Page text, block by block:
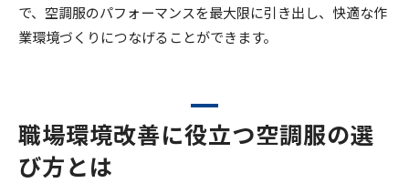
で、空調服のパフォーマンスを最大限に引き出し、快適な作
業環境づくりにつなげることができます。
職場環境改善に役立つ空調服の選
び方とは